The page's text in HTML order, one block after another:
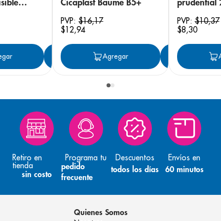
Agregar
Cicaplast Baume B5+
PVP:$16,17
$12,94
Agregar
prudential
PVP:$10,37
$8,30
Retiro en
tienda
sin costo
Programa tu
pedido
frecuente
Descuentos
todos los días
Envíos en
60 minutos
Quienes Somos